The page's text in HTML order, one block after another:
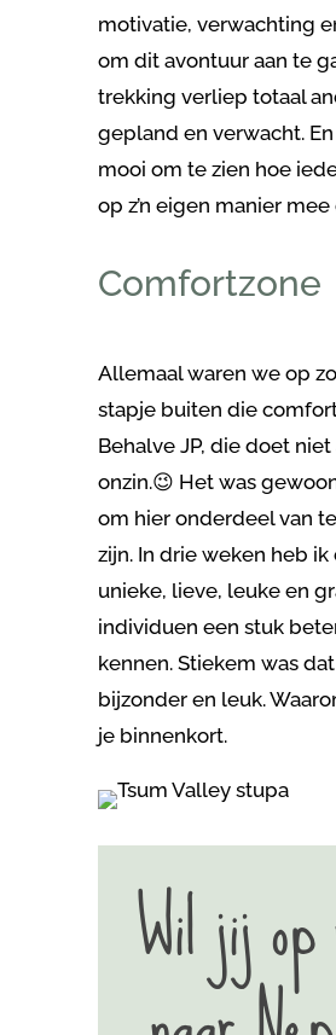
motivatie, verwachting
om dit avontuur aan te
trekking verliep totaal
gepland en verwacht.
mooi om te zien hoe
op z’n eigen manier
Comfortzone
Allemaal waren we op
stapje buiten die
Behalve JP, die doet niet
onzin.😉 Het was
om hier onderdeel van
zijn. In drie weken heb ik
unieke, lieve, leuke en
individuen een stuk
kennen. Stiekem was
bijzonder en leuk.
je binnenkort.
Wil jij